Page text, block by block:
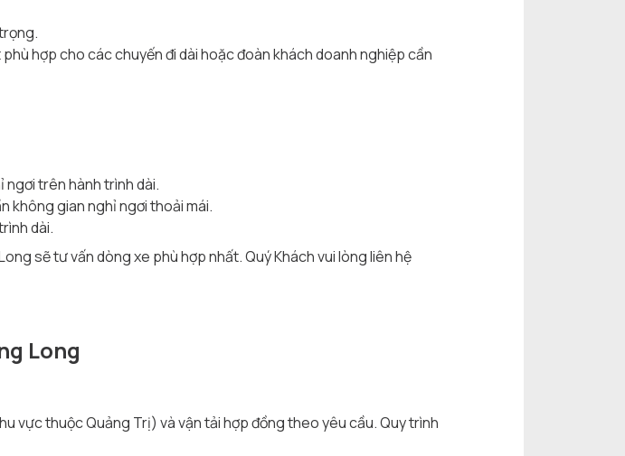
hợp cho các chuyến đi dài hoặc đoàn khách doanh nghiệp cần
trên hành trình dài.
không gian nghỉ ngơi thoải mái.
dài.
sẽ tư vấn dòng xe phù hợp nhất. Quý Khách vui lòng liên hệ
Long
vực thuộc Quảng Trị) và vận tải hợp đồng theo yêu cầu. Quy trình